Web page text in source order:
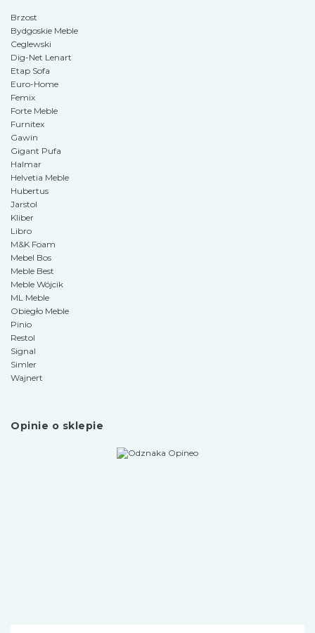
Brzost
Bydgoskie Meble
Ceglewski
Dig-Net Lenart
Etap Sofa
Euro-Home
Femix
Forte Meble
Furnitex
Gawin
Gigant Pufa
Halmar
Helvetia Meble
Hubertus
Jarstol
Kliber
Libro
M&K Foam
Mebel Bos
Meble Best
Meble Wójcik
ML Meble
Obiegło Meble
Pinio
Restol
Signal
Simler
Wajnert
Opinie o sklepie